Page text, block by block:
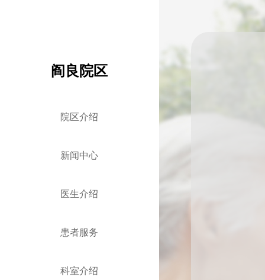
阎良院区
院区介绍
新闻中心
医生介绍
患者服务
科室介绍